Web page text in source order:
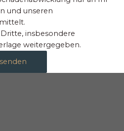
und unseren
insbesondere
weitergegeben.